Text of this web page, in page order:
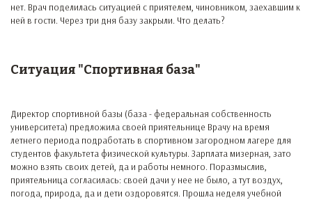
нет. Врач поделилась ситуацией с приятелем, чиновником, заехавшим к
ней в гости. Через три дня базу закрыли. Что делать?
Ситуация "Спортивная база"
Директор спортивной базы (база - федеральная собственность
университета) предложила своей приятельнице Врачу на время
летнего периода подработать в спортивном загородном лагере для
студентов факультета физической культуры. Зарплата мизерная, зато
можно взять своих детей, да и работы немного. Поразмыслив,
приятельница согласилась: своей дачи у нее не было, а тут воздух,
погода, природа, да и дети оздоровятся. Прошла неделя учебной